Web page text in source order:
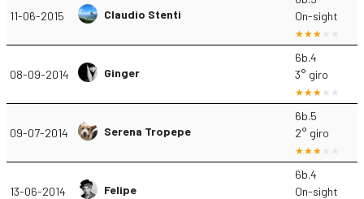
11-06-2015 Claudio Stenti
On-sight
08-09-2014 Ginger
6b.4
3° giro
09-07-2014 Serena Tropepe
6b.5
2° giro
13-06-2014 Felipe
6b.4
On-sight